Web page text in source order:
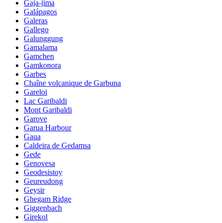
Gaja-jima
Galápagos
Galeras
Gallego
Galunggung
Gamalama
Gamchen
Gamkonora
Garbes
Chaîne volcanique de Garbuna
Gareloi
Lac Garibaldi
Mont Garibaldi
Garove
Garua Harbour
Gaua
Caldeira de Gedamsa
Gede
Genovesa
Geodesistoy
Geureudong
Geysir
Ghegam Ridge
Giggenbach
Girekol